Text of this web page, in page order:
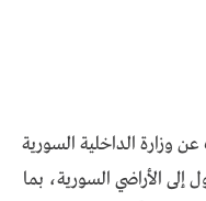
وزارة الداخلية السورية
الأراضي السورية، بما